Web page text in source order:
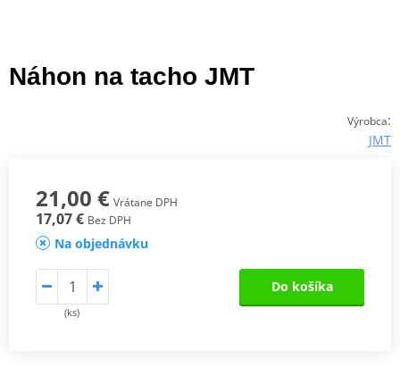
Náhon na tacho JMT
Výrobca:
JMT
21,00 € Vrátane DPH
17,07 € Bez DPH
Na objednávku
(ks)
Do košíka